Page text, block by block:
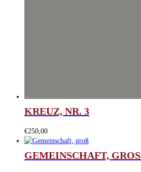
KREUZ, NR. 3
€250,00
GEMEINSCHAFT, GROSS